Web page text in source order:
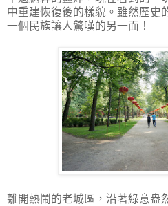
中重建恢復後的樣貌。雖然歷史
一個民族讓人驚嘆的另一面！
離開熱鬧的老城區，沿著綠意盎